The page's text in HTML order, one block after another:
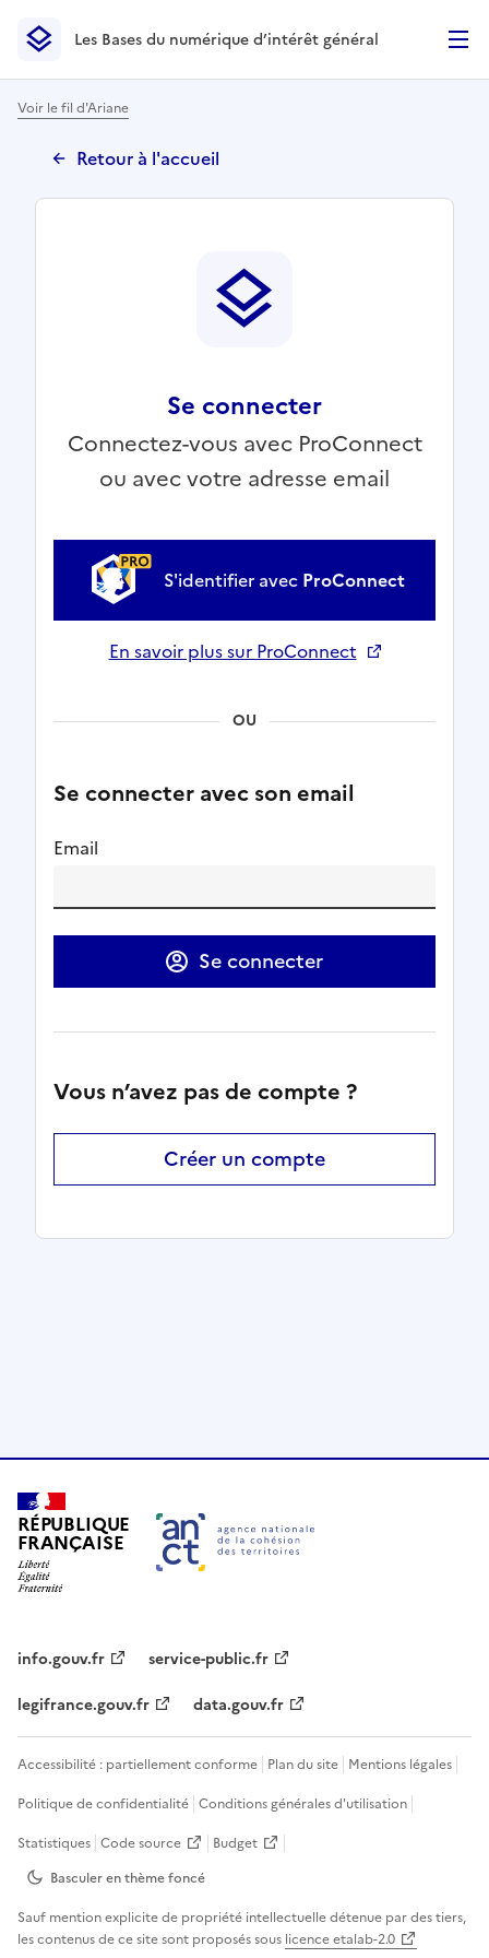
Les Bases du numérique d’intérêt général- Retour à la
Les Bases du numérique d’intérêt général
Voir le fil d'Ariane
Retour à l'accueil
Se connecter
Connectez-vous avec ProConnect
ou avec votre adresse email
S'identifier avec ProConnect
En savoir plus sur ProConnect
OU
Se connecter avec son email
Email
Se connecter
Vous n’avez pas de compte ?
Créer un compte
RÉPUBLIQUE
FRANÇAISE
info.gouv.fr
service-public.fr
legifrance.gouv.fr
data.gouv.fr
Accessibilité : partiellement conforme Plan du site Mentions légales
Politique de confidentialité Conditions générales d'utilisation
Statistiques Code source
Budget
Basculer en thèmefoncé
Sauf mention explicite de propriété intellectuelle détenue par des tiers,
les contenus de ce site sont proposés sous licence etalab-2.0